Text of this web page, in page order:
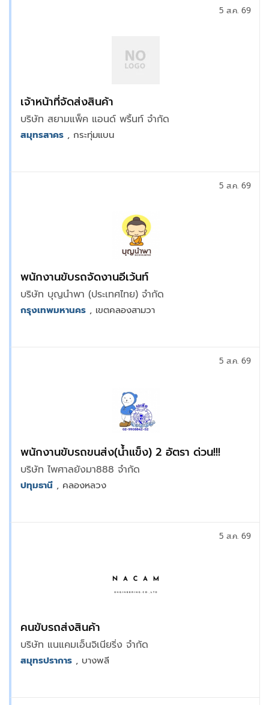
เจ้าหน้าที่จัดส่งสินค้า
บริษัท สยามแพ็ค แอนด์ พริ้นท์ จำกัด
5 ส.ค. 69
สมุทรสาคร , กระทุ่มแบน
พนักงานขับรถจัดงานอีเว้นท์
บริษัท บุญนำพา (ประเทศไทย) จำกัด
5 ส.ค. 69
กรุงเทพมหานคร , เขตคลองสามวา
พนักงานขับรถขนส่ง(น้ำแข็ง) 2 อัตรา ด่วน!!!
บริษัท ไพศาลยังมา888 จำกัด
5 ส.ค. 69
ปทุมธานี , คลองหลวง
คนขับรถส่งสินค้า
บริษัท แนแคมเอ็นจิเนียริ่ง จำกัด
5 ส.ค. 69
สมุทรปราการ , บางพลี